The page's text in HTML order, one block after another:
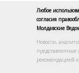
Любое
согласия
Молдавские
Новости,
представленные
рекомендацией